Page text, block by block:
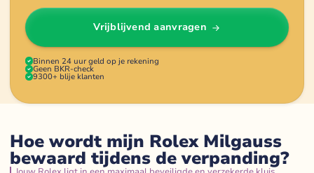
Vrijblijvend aanvragen
Binnen 24 uur geld op je rekening
Geen BKR-check
9300+ blije klanten
Hoe wordt mijn Rolex Milgauss
bewaard tijdens de verpanding?